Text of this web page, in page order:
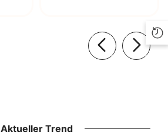
Aktueller Trend